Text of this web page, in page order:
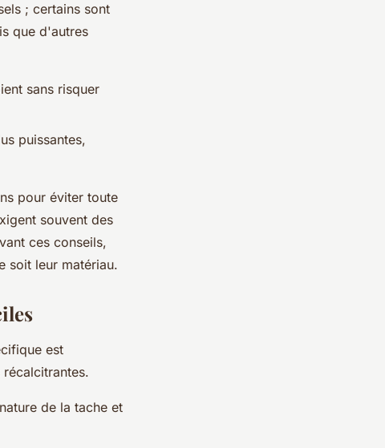
; certains sont
que d'autres
sans risquer
puissantes,
pour éviter toute
souvent des
ces conseils,
soit leur matériau.
est
de la tache et